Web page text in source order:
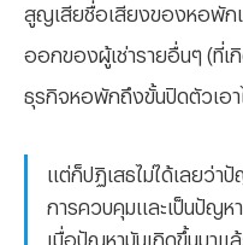
สูญเสียชื่อเสียงของหอพัก
ออกของผู้เช่ารายอื่นๆ (ที่เ
ธุรกิจหอพักถึงขั้นปิดตัวเอา
แต่ก็ปฏิเสธไม่ได้เลยว่า
การควบคุมและเป็นปัญหา
เมื่อปัญหามันเกิดขึ้นมาแ